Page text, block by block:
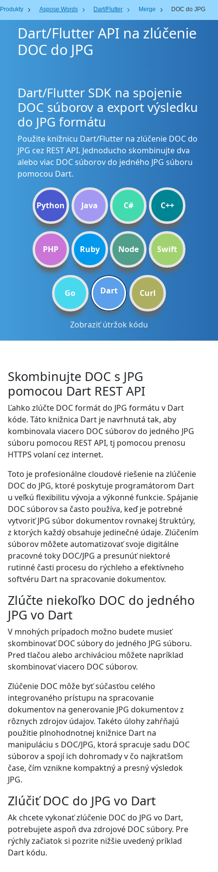
Produkty Aspose.Words Dart/Flutter Merge DOC do JPG
Dart/Flutter API na zlúčenie
DOC do JPG
Dart/Flutter SDK na spojenie
DOC súborov a export výsledku
do JPG formátu
Použite knižnicu Dart/Flutter na zlúčenie DOC do
JPG cez REST API. Jednoducho skombinujte dva
alebo viac DOC súborov do jedného JPG súboru
pomocou Dart.
Python Java C# C++
PHP Ruby Node Swift
Go Dart Curl
Zobraziť útržok kódu
Skombinujte DOC s JPG
pomocou Dart REST API
Ľahko zlúčte DOC formát do JPG formátu v Dart
kóde. Táto knižnica Dart je navrhnutá tak, aby
kombinovala viacero DOC súborov do jedného JPG
súboru pomocou REST API, tj pomocou prenosu
HTTPS volaní cez internet.
Toto je profesionálne cloudové riešenie na zlúčenie
DOC do JPG, ktoré poskytuje programátorom Dart
u veľkú flexibilitu vývoja a výkonné funkcie. Spájanie
DOC súborov sa často používa, keď je potrebné
vytvoriť JPG súbor dokumentov rovnakej štruktúry,
z ktorých každý obsahuje jedinečné údaje. Zlúčením
súborov môžete automatizovať svoje digitálne
pracovné toky DOC/JPG a presunúť niektoré
rutinné časti procesu do rýchleho a efektívneho
softvéru Dart na spracovanie dokumentov.
Zlúčte niekoľko DOC do jedného
JPG vo Dart
V mnohých prípadoch možno budete musieť
skombinovať DOC súbory do jedného JPG súboru.
Pred tlačou alebo archiváciou môžete napríklad
skombinovať viacero DOC súborov.
Zlúčenie DOC môže byť súčasťou celého
integrovaného prístupu na spracovanie
dokumentov na generovanie JPG dokumentov z
rôznych zdrojov údajov. Takéto úlohy zahŕňajú
použitie plnohodnotnej knižnice Dart na
manipuláciu s DOC/JPG, ktorá spracuje sadu DOC
súborov a spojí ich dohromady v čo najkratšom
čase, čím vznikne kompaktný a presný výsledok
JPG.
Zlúčiť DOC do JPG vo Dart
Ak chcete vykonať zlúčenie DOC do JPG vo Dart,
potrebujete aspoň dva zdrojové DOC súbory. Pre
rýchly začiatok si pozrite nižšie uvedený príklad
Dart kódu.